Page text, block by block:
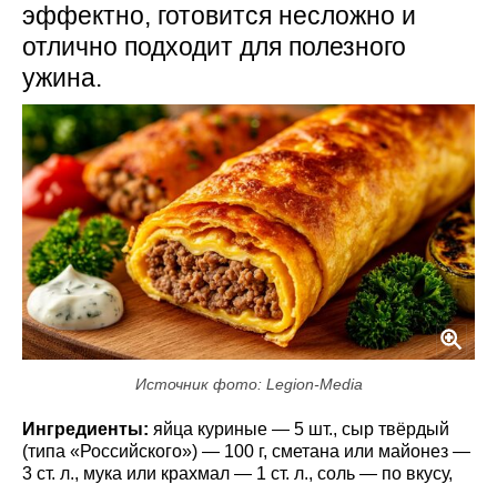
эффектно, готовится несложно и
отлично подходит для полезного
ужина.
Источник фото: Legion-Media
Ингредиенты: яйца куриные — 5 шт., сыр твёрдый
(типа «Российского») — 100 г, сметана или майонез —
3 ст. л., мука или крахмал — 1 ст. л., соль — по вкусу,